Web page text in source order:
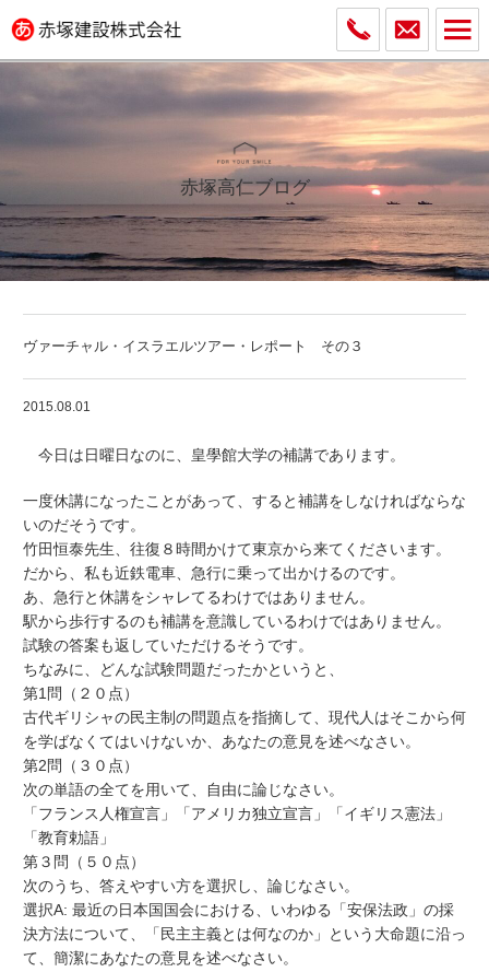
赤塚高仁ブログ
ヴァーチャル・イスラエルツアー・レポート その３
2015.08.01
今日は日曜日なのに、皇學館大学の補講であります。
一度休講になったことがあって、すると補講をしなければならな
いのだそうです。
竹田恒泰先生、往復８時間かけて東京から来てくださいます。
だから、私も近鉄電車、急行に乗って出かけるのです。
あ、急行と休講をシャレてるわけではありません。
駅から歩行するのも補講を意識しているわけではありません。
試験の答案も返していただけるそうです。
ちなみに、どんな試験問題だったかというと、
第1問（２０点）
古代ギリシャの民主制の問題点を指摘して、現代人はそこから何
を学ばなくてはいけないか、あなたの意見を述べなさい。
第2問（３０点）
次の単語の全てを用いて、自由に論じなさい。
「フランス人権宣言」「アメリカ独立宣言」「イギリス憲法」
「教育勅語」
第３問（５０点）
次のうち、答えやすい方を選択し、論じなさい。
選択A: 最近の日本国国会における、いわゆる「安保法政」の採
決方法について、「民主主義とは何なのか」という大命題に沿っ
て、簡潔にあなたの意見を述べなさい。